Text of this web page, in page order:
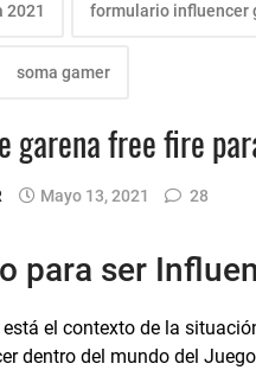
2021 formulario influencer
soma gamer
garena free fire
Mayo 13, 2021 28
para ser
el contexto de la
dentro del mundo del